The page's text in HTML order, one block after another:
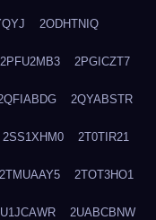
2ODHTNIQ
2PFU2MB3 2PGICZT7
2QYABSTR
2SS1XHM0 2T0TIR21
2TMUAAY5 2TOT3HO1
2UABCBNW